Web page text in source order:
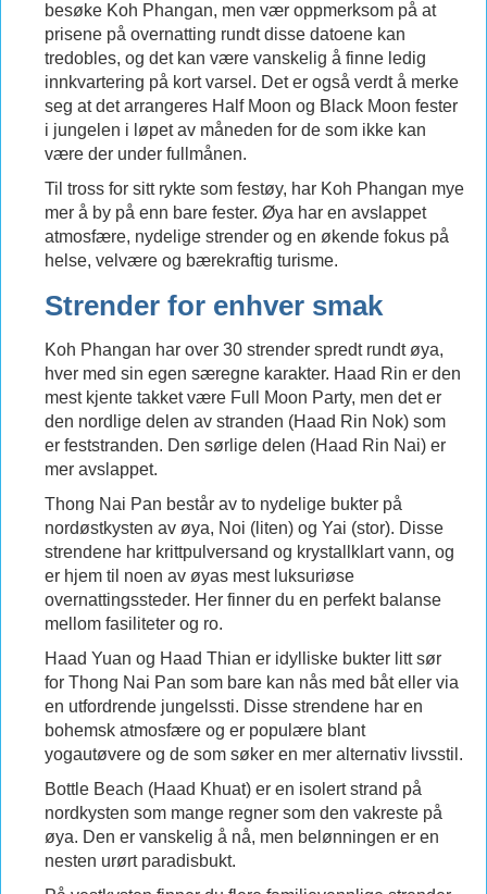
besøke Koh Phangan, men vær oppmerksom på at
prisene på overnatting rundt disse datoene kan
tredobles, og det kan være vanskelig å finne ledig
innkvartering på kort varsel. Det er også verdt å merke
seg at det arrangeres Half Moon og Black Moon fester
i jungelen i løpet av måneden for de som ikke kan
være der under fullmånen.
Til tross for sitt rykte som festøy, har Koh Phangan mye
mer å by på enn bare fester. Øya har en avslappet
atmosfære, nydelige strender og en økende fokus på
helse, velvære og bærekraftig turisme.
Strender for enhver smak
Koh Phangan har over 30 strender spredt rundt øya,
hver med sin egen særegne karakter. Haad Rin er den
mest kjente takket være Full Moon Party, men det er
den nordlige delen av stranden (Haad Rin Nok) som
er feststranden. Den sørlige delen (Haad Rin Nai) er
mer avslappet.
Thong Nai Pan består av to nydelige bukter på
nordøstkysten av øya, Noi (liten) og Yai (stor). Disse
strendene har krittpulversand og krystallklart vann, og
er hjem til noen av øyas mest luksuriøse
overnattingssteder. Her finner du en perfekt balanse
mellom fasiliteter og ro.
Haad Yuan og Haad Thian er idylliske bukter litt sør
for Thong Nai Pan som bare kan nås med båt eller via
en utfordrende jungelssti. Disse strendene har en
bohemsk atmosfære og er populære blant
yogautøvere og de som søker en mer alternativ livsstil.
Bottle Beach (Haad Khuat) er en isolert strand på
nordkysten som mange regner som den vakreste på
øya. Den er vanskelig å nå, men belønningen er en
nesten urørt paradisbukt.